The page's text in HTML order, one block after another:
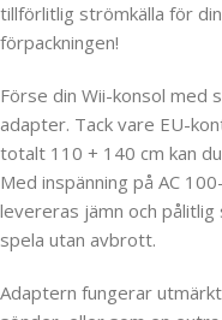
tillförlitlig strömkälla för
förpackningen!
Förse din Wii-konsol med
adapter. Tack vare EU-
totalt 110 + 140 cm kan
Med inspänning på AC
levereras jämn och
spela utan avbrott.
Adaptern fungerar